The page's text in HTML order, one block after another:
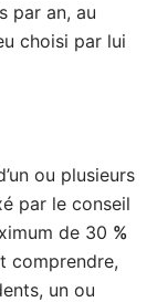
par an, au
choisi par lui
ou plusieurs
par le conseil
de 30 %
comprendre,
un ou